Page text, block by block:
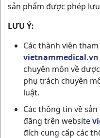
sản phẩm được phép
LƯU Ý:
Các thành viên
vietnammedical.vn
chuyên môn về
phụ trách chuyên
luật.
Các thông tin về
đăng trên website
đích cung cấp các